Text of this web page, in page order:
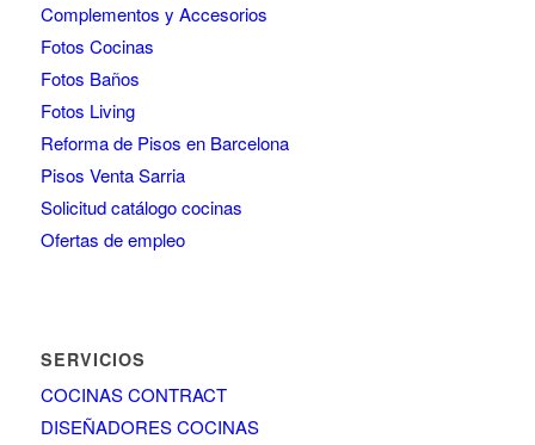
Complementos y Accesorios
Fotos Cocinas
Fotos Baños
Fotos Living
Reforma de Pisos en Barcelona
Pisos Venta Sarria
Solicitud catálogo cocinas
Ofertas de empleo
SERVICIOS
COCINAS CONTRACT
DISEÑADORES COCINAS